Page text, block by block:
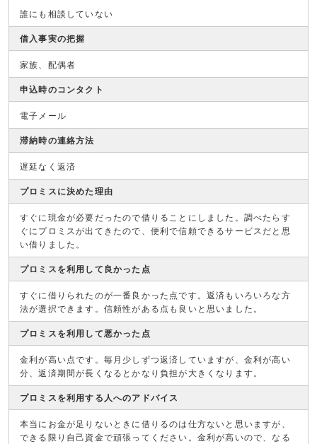
誰にも相談していない
借入事実の把握
家族、配偶者
申込時のコンタクト
電子メール
滞納時の連絡方法
遅延なく返済
プロミスに決めた理由
すぐに現金が必要だったので借りることにしました。調べたらす
ぐにプロミスが出てきたので、便利で信頼できるサービスだと思
い借りました。
プロミスを利用して良かった点
すぐに借りられたのが一番良かった点です。返済もいろいろな方
法が選択できます。信頼性がある点も良いと思いました。
プロミスを利用して悪かった点
金利が高い点です。毎月少しずつ返済していますが、金利が高い
分、返済期間が長くなるとかなり負担が大きくなります。
プロミスを利用する人へのアドバイス
本当にお金が足りないときに借りるのは仕方ないと思いますが、
できる限り自己資金で頑張ってください。金利が高いので、なる